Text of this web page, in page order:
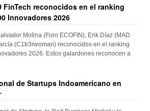
FinTech reconocidos en el ranking
Innovadores 2026
Molina (Foro ECOFIN), Erik Díaz (MAD
(C1b3rwoman) reconocidos en el ranking
2026. Estos galardones reconocen a
de Startups Indoamericano en